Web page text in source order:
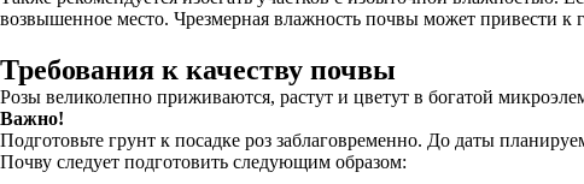
возвышенное место. Чрезмерная влажность почвы может привести к
Требования к качеству почвы
Розы великолепно приживаются, растут и цветут в богатой
Важно!
Подготовьте грунт к посадке роз заблаговременно. До даты
Почву следует подготовить следующим образом: